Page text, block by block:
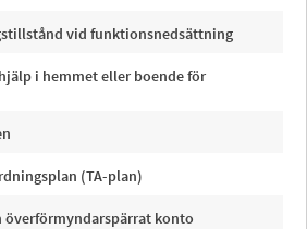
vid funktionsnedsättning
i hemmet eller boende för
(TA-plan)
överförmyndarspärrat konto